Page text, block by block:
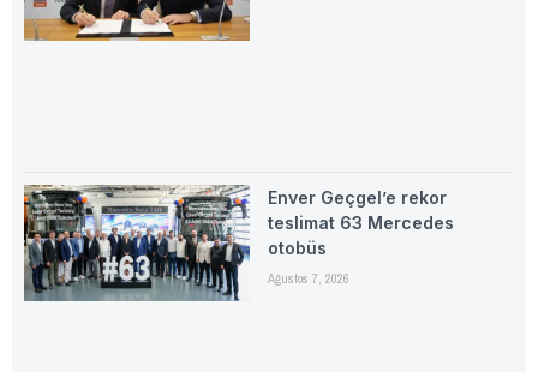
Enver Geçgel’e rekor
teslimat 63 Mercedes
otobüs
Ağustos 7, 2026